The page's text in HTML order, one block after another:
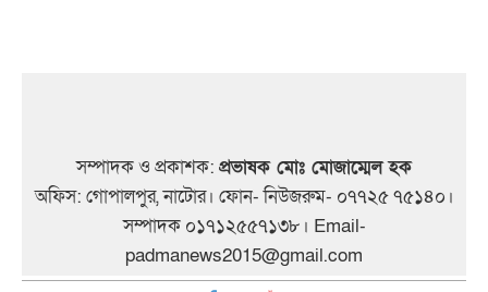
সম্পাদক ও প্রকাশক: প্রভাষক মোঃ মোজাম্মেল হক
অফিস: গোপালপুর, নাটোর। ফোন- নিউজরুম- ০৭৭২৫ ৭৫১৪০।
সম্পাদক ০১৭১২৫৫৭১৩৮। Email-
padmanews2015@gmail.com